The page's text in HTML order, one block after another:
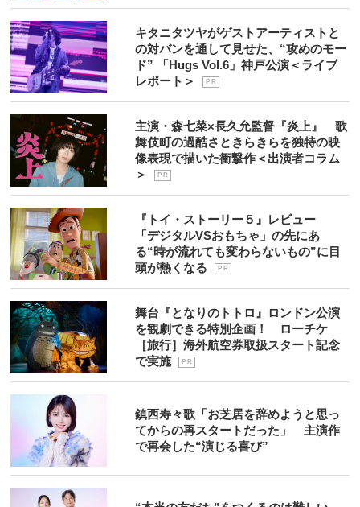
キタニタツヤがゲストアーティストと
の対バンを通して見せた、“攻めのモー
ド” 「Hugs Vol.6」神戸公演＜ライブ
レポート＞
P R
主演・森七菜×長久允監督『炎上』 歌
舞伎町の過酷さときらきらを独特の映
像表現で描いた衝撃作＜出演者コラム
＞
P R
『トイ・ストーリー５』レビュー
「デジタルVSおもちゃ」の先にあ
る“時が流れても変わらないもの”に目
頭が熱くなる
P R
舞台『となりのトトロ』ロンドン公演
を観劇できる特別企画！ ローチケ
［旅行］海外航空券取扱スタート記念
で実施
P R
鎮西寿々歌「お芝居を辞めようと思っ
てからの再スタートだった」 主演作
で再会した“演じる喜び”